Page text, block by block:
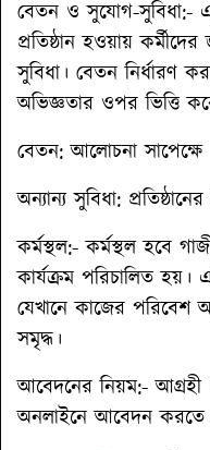
বেতন ও সুযোগ-সুবিধা:-
প্রতিষ্ঠান হওয়ায়
সুবিধা। বেতন নির্ধারণ
অভিজ্ঞতার ওপর ভিত্তি
বেতন: আলোচনা সাপেক্ষে
অন্যান্য সুবিধা:
কর্মস্থল:- কর্মস্থল হবে
কার্যক্রম পরিচালিত হয়।
যেখানে কাজের
সমৃদ্ধ।
আবেদনের নিয়ম:- আগ্রহী
অনলাইনে আবেদন করতে